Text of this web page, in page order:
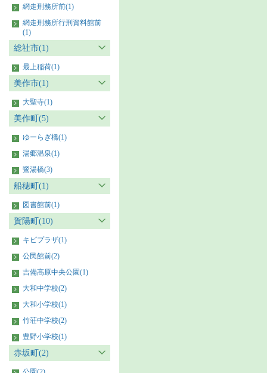
網走刑務所前(1)
網走刑務所行刑資料館前
(1)
総社市(1)
最上稲荷(1)
美作市(1)
大聖寺(1)
美作町(5)
ゆーらぎ橋(1)
湯郷温泉(1)
鷺湯橋(3)
船穂町(1)
図書館前(1)
賀陽町(10)
キビプラザ(1)
公民館前(2)
吉備高原中央公園(1)
大和中学校(2)
大和小学校(1)
竹荘中学校(2)
豊野小学校(1)
赤坂町(2)